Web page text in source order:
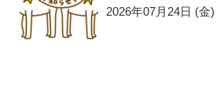
2026年07月24日 (金)